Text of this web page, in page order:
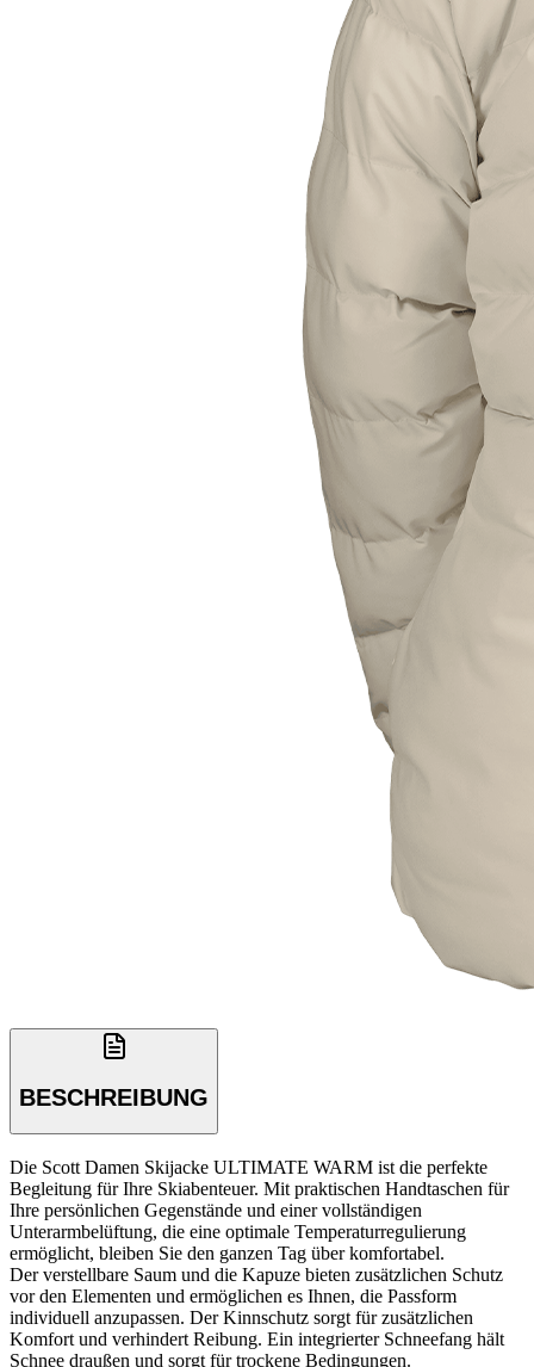
BESCHREIBUNG
Die Scott Damen Skijacke ULTIMATE WARM ist die perfekte
Begleitung für Ihre Skiabenteuer. Mit praktischen Handtaschen für
Ihre persönlichen Gegenstände und einer vollständigen
Unterarmbelüftung, die eine optimale Temperaturregulierung
ermöglicht, bleiben Sie den ganzen Tag über komfortabel.
Der verstellbare Saum und die Kapuze bieten zusätzlichen Schutz
vor den Elementen und ermöglichen es Ihnen, die Passform
individuell anzupassen. Der Kinnschutz sorgt für zusätzlichen
Komfort und verhindert Reibung. Ein integrierter Schneefang hält
Schnee draußen und sorgt für trockene Bedingungen.